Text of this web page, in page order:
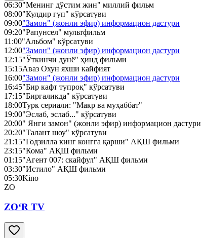
06:30"Менинг дўстим жин" миллий фильм
08:00"Кулдир гуп" кўрсатуви
09:00"Замон" (жонли эфир) информацион дастури
09:20"Рапунсел" мультфильм
11:00"Альбом" кўрсатуви
12:00"Замон" (жонли эфир) информацион дастури
12:15"Ўткинчи дунё" ҳинд фильми
15:15Аваз Охун яхши кайфият
16:00"Замон" (жонли эфир) информацион дастури
16:45"Бир кафт тупроқ" кўрсатуви
17:15"Биргаликда" кўрсатуви
18:00Турк сериали: "Макр ва муҳаббат"
19:00"Эслаб, эслаб..." кўрсатуви
20:00" Янги замон" (жонли эфир) информацион дастури
20:20"Талант шоу" кўрсатуви
21:15"Годзилла кинг конгга қарши" АҚШ фильми
23:15"Кома" АҚШ фильми
01:15"Агент 007: скайфул" АҚШ фильми
03:30"Истило" АҚШ фильми
05:30Kino
ZO
ZO‘R TV